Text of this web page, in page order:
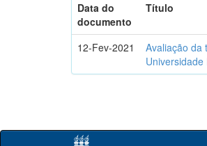
Data do
documento
Título
12-Fev-2021
Avaliação da